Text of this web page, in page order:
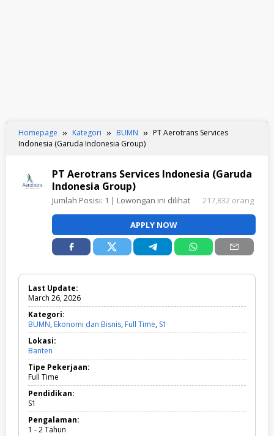
Homepage Kategori BUMN
PT Aerotrans Services
Indonesia (Garuda Indonesia Group)
PT Aerotrans Services Indonesia (Garuda
Indonesia Group)
Jumlah Posisi: 1 | Lowongan ini dilihat 217,832 orang
APPLY NOW
Last Update:
March 26, 2026
Kategori:
BUMN, Ekonomi dan Bisnis, Full Time, S1
U
k
o
Lokasi:
Banten
Tipe Pekerjaan:
Full Time
Pendidikan:
S1
Pengalaman:
1 - 2 Tahun